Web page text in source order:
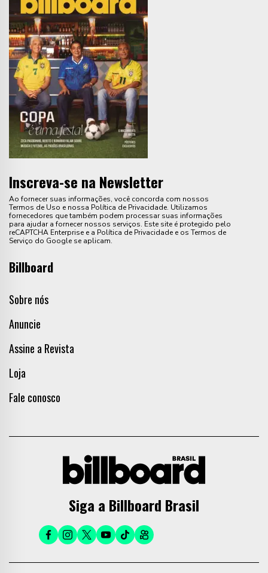
Inscreva-se na Newsletter
Ao fornecer suas informações, você concorda com nossos
Termos de Uso e nossa Política de Privacidade. Utilizamos
fornecedores que também podem processar suas informações
para ajudar a fornecer nossos serviços. Este site é protegido pelo
reCAPTCHA Enterprise e a Política de Privacidade e os Termos de
Serviço do Google se aplicam.
Billboard
Sobre nós
Anuncie
Assine a Revista
Loja
Fale conosco
Siga a Billboard Brasil